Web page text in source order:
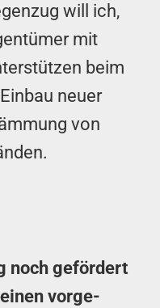
will ich,
mit
beim
neuer
von
noch gefördert
vor­ge­